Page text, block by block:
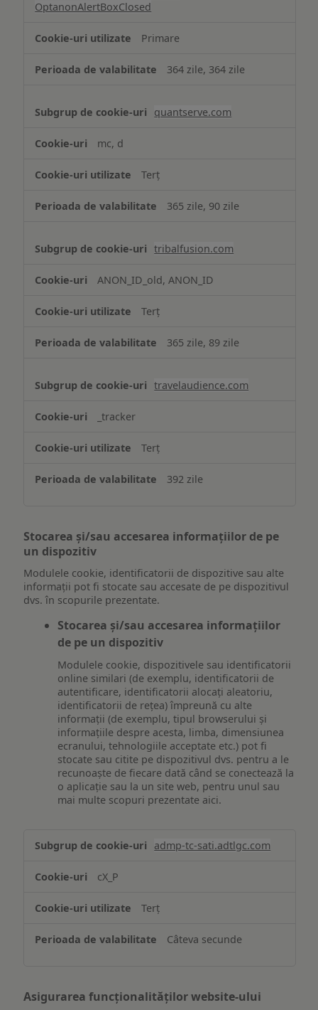
OptanonAlertBoxClosed
Primare
364 zile, 364 zile
quantserve.com
mc, d
Terț
365 zile, 90 zile
tribalfusion.com
ANON_ID_old, ANON_ID
Terț
365 zile, 89 zile
travelaudience.com
_tracker
Terț
392 zile
Stocarea și/sau accesarea informațiilor de pe
un dispozitiv
Modulele cookie, identificatorii de dispozitive sau alte
informații pot fi stocate sau accesate de pe dispozitivul
dvs. în scopurile prezentate.
Stocarea și/sau accesarea informațiilor
de pe un dispozitiv
Modulele cookie, dispozitivele sau identificatorii
online similari (de exemplu, identificatorii de
autentificare, identificatorii alocați aleatoriu,
identificatorii de rețea) împreună cu alte
informații (de exemplu, tipul browserului și
informațiile despre acesta, limba, dimensiunea
ecranului, tehnologiile acceptate etc.) pot fi
stocate sau citite pe dispozitivul dvs. pentru a le
recunoaște de fiecare dată când se conectează la
o aplicație sau la un site web, pentru unul sau
mai multe scopuri prezentate aici.
și/sau
informațiilor
pe
dispozitiv
admp-tc-sati.adtlgc.com
cX_P
Terț
Câteva secunde
Asigurarea funcționalităților website-ului